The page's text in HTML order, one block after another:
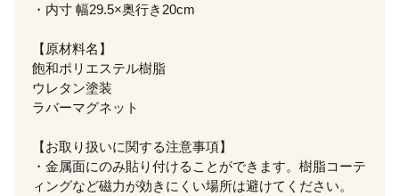
・内寸 幅29.5×奥行き20cm
【原材料名】
飽和ポリエステル樹脂
ウレタン塗装
ラバーマグネット
【お取り扱いに関する注意事項】
・金属面にのみ貼り付けることができます。樹脂コーテ
ィングなど磁力が効きにくい場所は避けてください。